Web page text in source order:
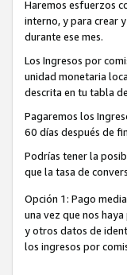
Haremos esfuerzos
interno, y para crear
durante ese mes.
Los Ingresos por
unidad monetaria
descrita en tu tabla
Pagaremos los
60 días después de
Podrías tener la
que la tasa de
Opción 1: Pago
una vez que nos
y otros datos de
los ingresos por